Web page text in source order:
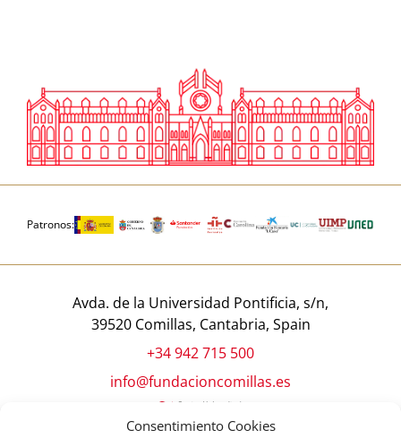
Consentimiento Cookies
Patronos:
Avda. de la Universidad Pontificia, s/n,
39520 Comillas, Cantabria, Spain
+34 942 715 500
info@fundacioncomillas.es